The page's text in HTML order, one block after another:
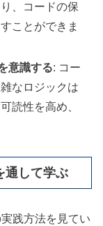
、コードの保
ことができま
意識する: コー
なロジックは
読性を高め、
通して学ぶ
践方法を見てい